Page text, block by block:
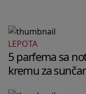
LEPOTA
5 parfema sa
kremu za